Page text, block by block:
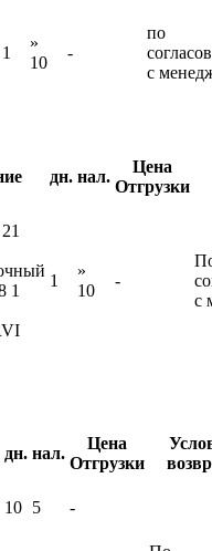
1
»
10
-
по
с
дн. нал.
Цена
Отгрузки
1
1
»
10
-
с
дн. нал.
Цена
Отгрузки
10 5 -